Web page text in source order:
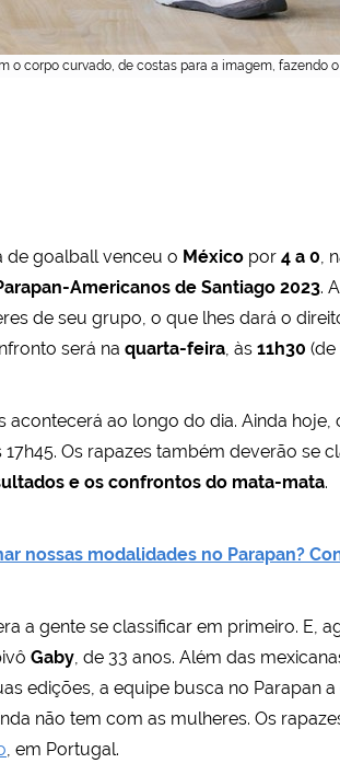
o corpo curvado, de costas para a imagem, fazendo
de goalball venceu o México por 4 a 0,
Americanos de Santiago 2023.
de seu grupo, o que lhes dará o
será na quarta-feira, às 11h30 (de
acontecerá ao longo do dia. Ainda
Os rapazes também deverão se
e os confrontos do mata-mata.
nossas modalidades no Parapan?
a gente se classificar em primeiro. E,
Gaby, de 33 anos. Além das
edições, a equipe busca no Parapan
não tem com as mulheres. Os
, em Portugal.